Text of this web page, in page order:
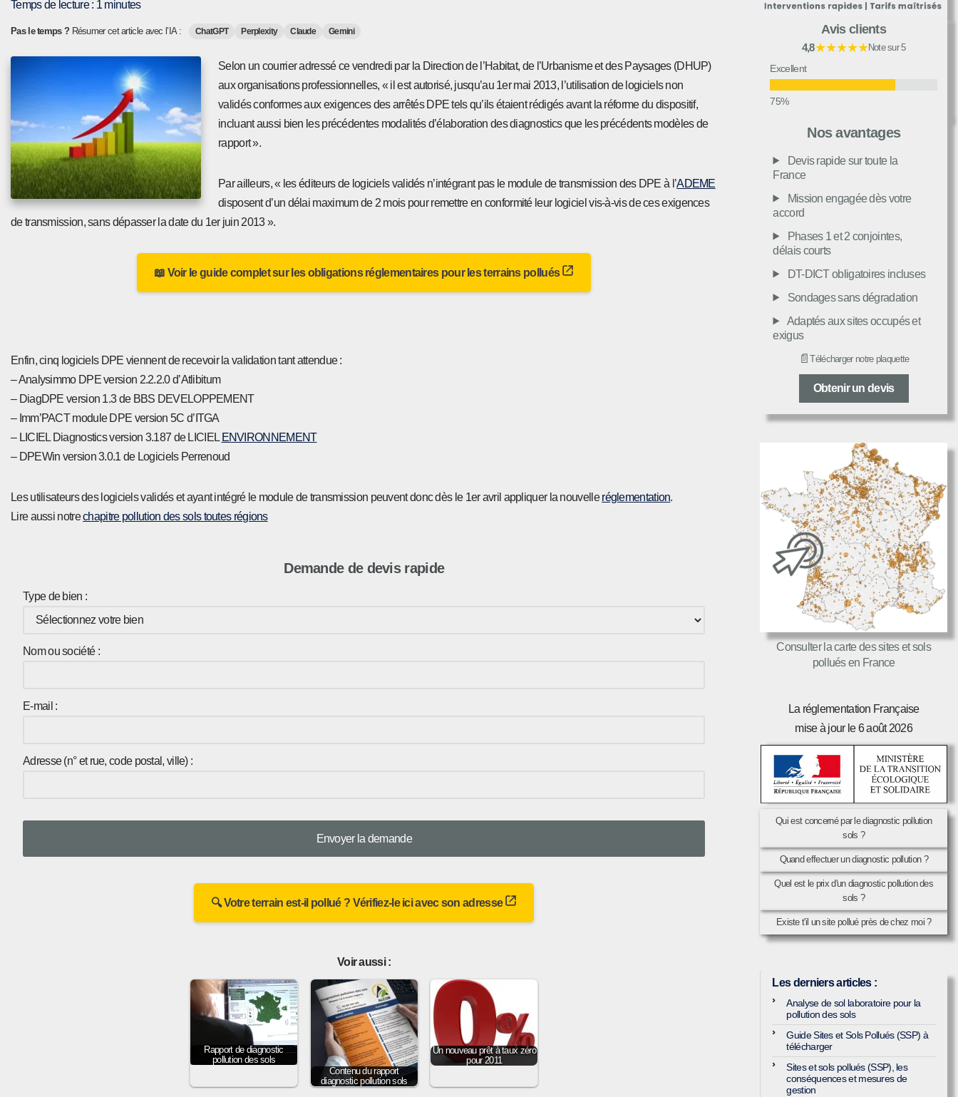
Temps de lecture : 1 minutes
Pas le temps ? Résumer cet article avec l’IA : ChatGPT Perplexity Claude Gemini
Selon un courrier adressé ce vendredi par la Direction de l’Habitat, de l’Urbanisme et des Paysages (DHUP)
aux organisations professionnelles, « il est autorisé, jusqu’au 1er mai 2013, l’utilisation de logiciels non
validés conformes aux exigences des arrêtés DPE tels qu’ils étaient rédigés avant la réforme du dispositif,
incluant aussi bien les précédentes modalités d’élaboration des diagnostics que les précédents modèles de
rapport ».
Par ailleurs, « les éditeurs de logiciels validés n’intégrant pas le module de transmission des DPE à l’ADEME
disposent d’un délai maximum de 2 mois pour remettre en conformité leur logiciel vis-à-vis de ces exigences
de transmission, sans dépasser la date du 1er juin 2013 ».
📖 Voir le guide complet sur les obligations réglementaires pour les terrains pollués
Enfin, cinq logiciels DPE viennent de recevoir la validation tant attendue :
– Analysimmo DPE version 2.2.2.0 d’Atlibitum
– DiagDPE version 1.3 de BBS DEVELOPPEMENT
– Imm’PACT module DPE version 5C d’ITGA
– LICIEL Diagnostics version 3.187 de LICIEL ENVIRONNEMENT
– DPEWin version 3.0.1 de Logiciels Perrenoud
Les utilisateurs des logiciels validés et ayant intégré le module de transmission peuvent donc dès le 1er avril appliquer la nouvelleréglementation.
Lire aussi notrechapitre pollution des sols toutes régions
Demande de devis rapide
Type de bien :
Nom ou société :
E-mail :
Adresse (n° et rue, code postal, ville) :
🔍 Votre terrain est-il pollué ? Vérifiez-le ici avec son adresse
Voir aussi :
Rapport de diagnostic
pollution des sols
Contenu du rapport
diagnostic pollution sols
Un nouveau prêt à taux zéro
pour 2011
Avis clients
4,8★★★★★Note sur 5
Excellent
Moyen
Passable
Nos avantages
Devis rapide sur toute la
France
Mission engagée dès votre
accord
Phases 1 et 2 conjointes,
délais courts
DT-DICT obligatoires incluses
Sondages sans dégradation
Adaptés aux sites occupés et
exigus
📄Télécharger notre plaquette
Obtenir un devis
Consulter la carte des sites et sols
pollués en France
La réglementation Française
mise à jour le 6 août 2026
Qui est concerné par le diagnostic pollution
sols ?
Quand effectuer un diagnostic pollution ?
Quel est le prix d'un diagnostic pollution des
sols ?
Existe t'il un site pollué près de chez moi ?
Les derniers articles :
Analyse de sol laboratoire pour la
pollution des sols
Guide Sites et Sols Pollués (SSP) à
télécharger
Sites et sols pollués (SSP), les
conséquences et mesures de
gestion